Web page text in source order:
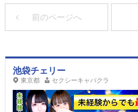
前のページへ
池袋チェリー
東京都 セクシーキャバクラ